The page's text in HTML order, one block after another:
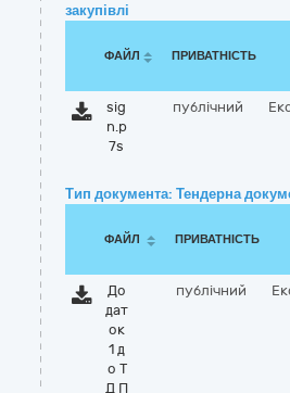
закупівлі
ФАЙЛ ПРИВАТНІСТЬ
sig
n.p
7s
публічний
Тип документа: Тендерна
ФАЙЛ ПРИВАТНІСТЬ
До
дат
ок
1 д
о Т
Д П
публічний